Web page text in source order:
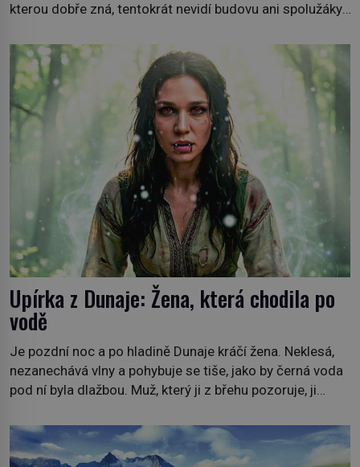
kterou dobře zná, tentokrát nevidí budovu ani spolužáky.
později je mrtvá. Mohla devítiletá Zahlédla vlastní
osud? Dne 21. října 1966 se velšská vesnice Aberfan […]
Upírka z Dunaje: Žena, která chodila po
vodě
Je pozdní noc a po hladině Dunaje kráčí žena. Neklesá,
nezanechává vlny a pohybuje se tiše, jako by černá voda
pod ní byla dlažbou. Muž, který ji z břehu pozoruje, ji
mrtvá celé století. Vesnice Kisiljevo v severovýchodním
Srbsku má s upíry nevyřízené účty. […]